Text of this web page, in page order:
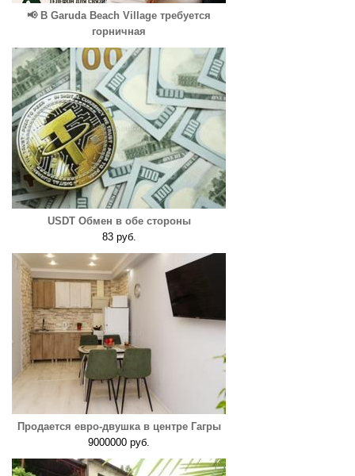
📢 В Garuda Beach Village требуется
горничная
USDT Обмен в обе стороны
83 руб.
Продается евро-двушка в центре Гагры
9000000 руб.